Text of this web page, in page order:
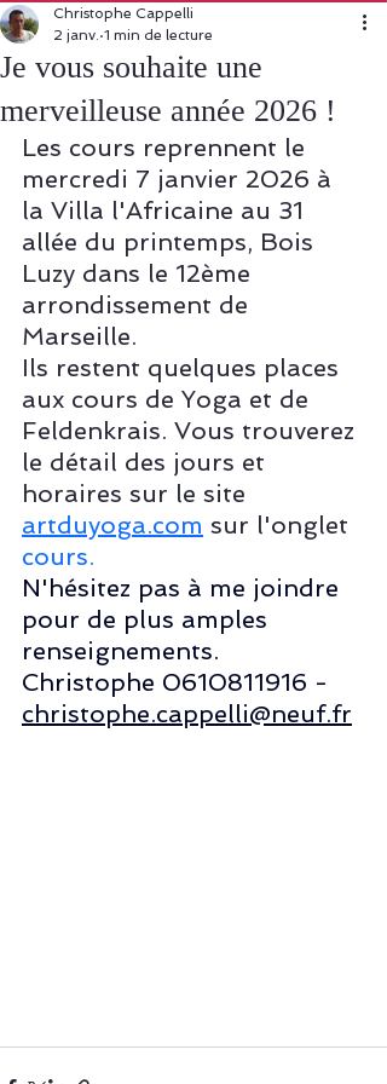
Je vous souhaite une
merveilleuse année 2026 !
Christophe Cappelli
2 janv. 1 min de lecture
Les cours reprennent le
mercredi 7 janvier 2026 à
la Villa l'Africaine au 31
allée du printemps, Bois
Luzy dans le 12ème
arrondissement de
Marseille.
Ils restent quelques places
aux cours de Yoga et de
Feldenkrais. Vous trouverez
le détail des jours et
horaires sur le site
artduyoga.com sur l'onglet
cours.
N'hésitez pas à me joindre
pour de plus amples
renseignements.
Christophe 0610811916 -
christophe.cappelli@neuf.fr